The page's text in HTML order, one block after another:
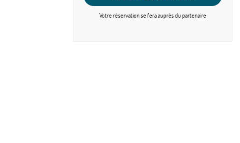
Votre réservation se feraauprès du partenaire